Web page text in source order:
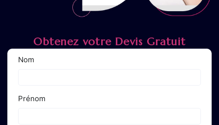
Obtenez votre Devis Gratuit